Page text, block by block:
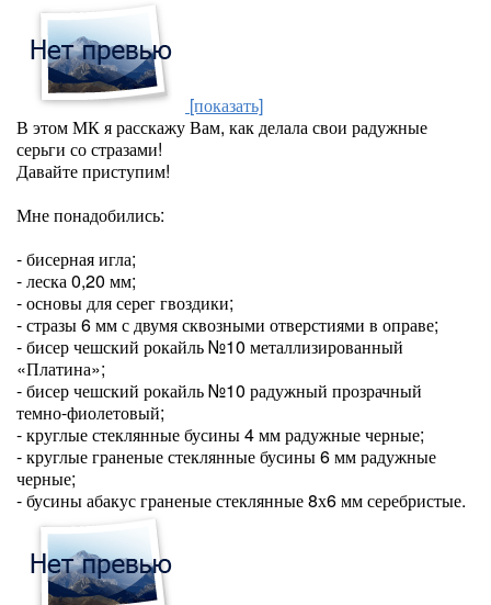
[показать]
В этом МК я расскажу Вам, как делала свои радужные
серьги со стразами!
Давайте приступим!
Мне понадобились:
- бисерная игла;
- леска 0,20 мм;
- основы для серег гвоздики;
- стразы 6 мм с двумя сквозными отверстиями в оправе;
- бисер чешский рокайль №10 металлизированный
«Платина»;
- бисер чешский рокайль №10 радужный прозрачный
темно-фиолетовый;
- круглые стеклянные бусины 4 мм радужные черные;
- круглые граненые стеклянные бусины 6 мм радужные
черные;
- бусины абакус граненые стеклянные 8х6 мм серебристые.